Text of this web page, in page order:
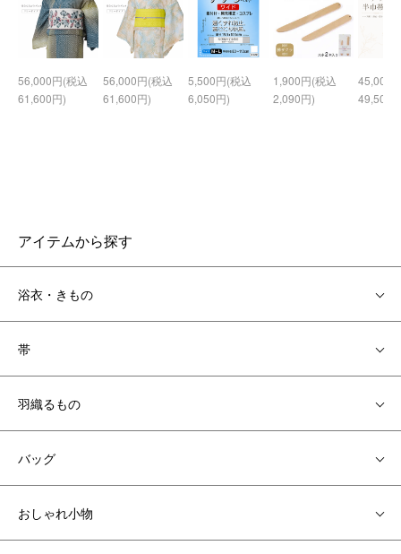
56,000円(税込
61,600円)
56,000円(税込
61,600円)
5,500円(税込
6,050円)
1,900円(税込
2,090円)
45,000
49,500
アイテムから探す
浴衣・きもの
帯
羽織るもの
バッグ
おしゃれ小物